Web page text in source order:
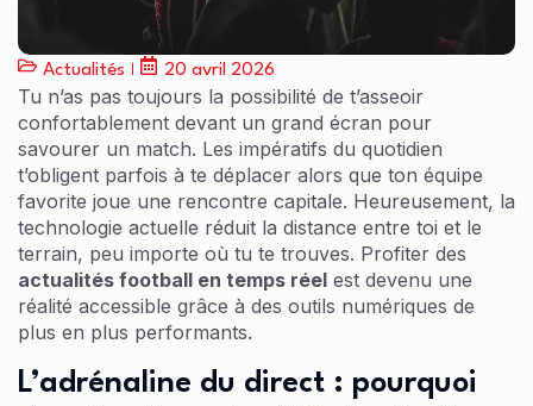
Actualités 20 avril 2026
Tu n’as pas toujours la possibilité de t’asseoir
confortablement devant un grand écran pour
savourer un match. Les impératifs du quotidien
t’obligent parfois à te déplacer alors que ton équipe
favorite joue une rencontre capitale. Heureusement, la
technologie actuelle réduit la distance entre toi et le
terrain, peu importe où tu te trouves. Profiter des
actualités football en temps réel est devenu une
réalité accessible grâce à des outils numériques de
plus en plus performants.
L’adrénaline du direct : pourquoi